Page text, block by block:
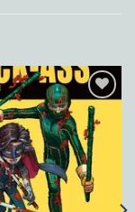
Add to
wishlist